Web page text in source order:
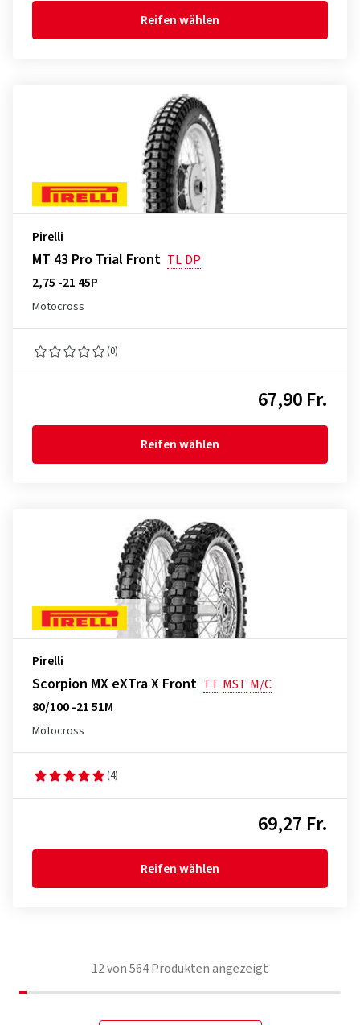
Reifen wählen
Pirelli
MT 43 Pro Trial Front TL DP
2,75 -21 45P
Motocross
(0)
67,90 Fr.
Reifen wählen
Pirelli
Scorpion MX eXTra X Front TT MST M/C
80/100 -21 51M
Motocross
(4)
69,27 Fr.
Reifen wählen
12von564Produkten angezeigt